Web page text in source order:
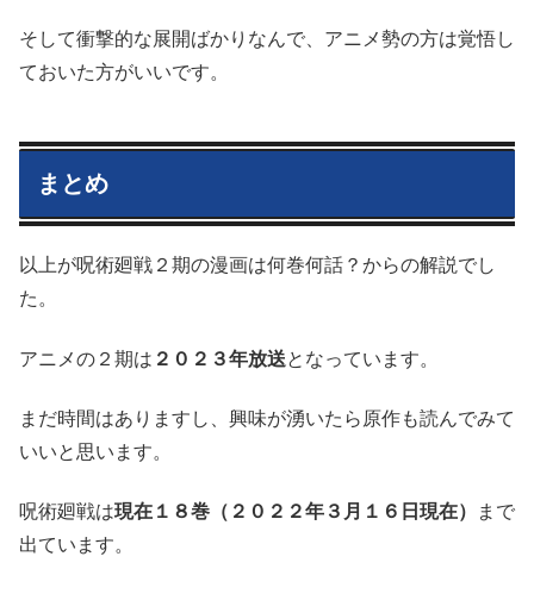
そして衝撃的な展開ばかりなんで、アニメ勢の方は覚悟し
ておいた方がいいです。
まとめ
以上が呪術廻戦２期の漫画は何巻何話？からの解説でし
た。
アニメの２期は ２０２３年放送となっています。
まだ時間はありますし、興味が湧いたら原作も読んでみて
いいと思います。
呪術廻戦は現在１８巻（２０２２年３月１６日現在）
まで
出ています。